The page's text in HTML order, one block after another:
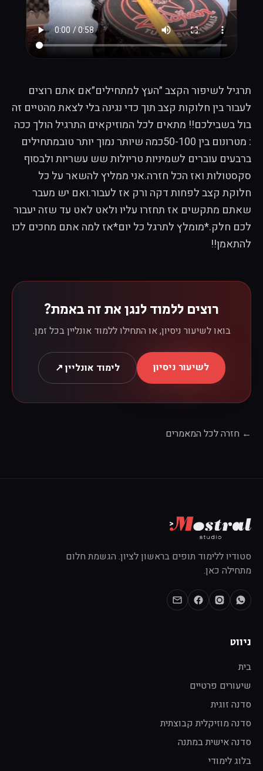
תרגיל לשיפור הקצב ״העץ למתחילים״אם אתם רוצים
לעבור בין חלוקות קצב תוך כדי נגינה בלי לצאת מהטיים זה
בול בשבילכם!! מתאים לכל המוזיקאים התרגיל הולך ככה
: מטרונום בין 50-100כמה שיותר נמוך יותר טובמתחילים
ברבעים עוברים לשמיניות טריולות שש עשריות ולבסוף
סקסטולות ואז הכל חזרה.אני ממליץ להשאר על כל
חלוקת קצב לפחות דקה ורק אז לעבור.ואם יש מעבר
שאתם מתקשים אז תחזרו עליו ולאט לאט עד שזה יעבור
לכם חלק.*מומלץ לתרגל כל יום*אז למה אתם מחכים לכו
להתאמן!!
רוצים ללמוד לנגן את זה באמת?
בואו לשיעור ניסיון, או התחילו ללמוד אונליין בכל זמן.
לשיעור ניסיון לימוד אונליין ↗
← חזרה לכל המאמרים
סטודיו ללימוד תופים בראשון לציון. הגשמת חלום
מתחילה כאן.
ניווט
בית
שיעורים פרטיים
סדנה זוגית
סדנה מוזיקלית קבוצתית
סדנה אישית במתנה
בלוג לימודי